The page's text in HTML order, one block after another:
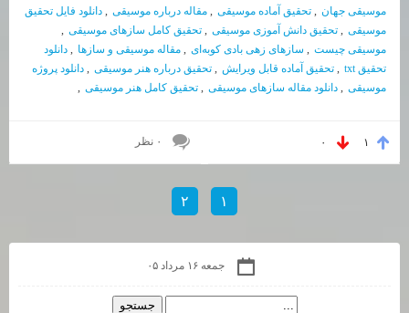
موسیقی جهان , تحقیق آماده موسیقی , مقاله درباره موسیقی , دانلود فایل تحقیق
موسیقی , تحقیق دانش آموزی موسیقی , تحقیق کامل سازهای موسیقی ,
موسیقی چیست , سازهای زهی بادی کوبه‌ای , مقاله موسیقی و سازها , دانلود
تحقیق txt
, تحقیق آماده قابل ویرایش , تحقیق درباره هنر موسیقی , دانلود پروژه
موسیقی , دانلود مقاله سازهای موسیقی , تحقیق کامل هنر موسیقی ,
۱ ۰ ۰ نظر
۱ ۲
جمعه ۱۶ مرداد ۰۵